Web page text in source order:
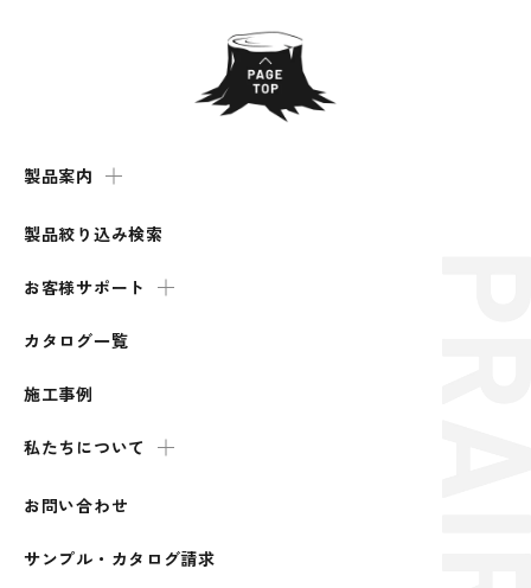
製品案内
製品絞り込み検索
お客様サポート
カタログ一覧
施工事例
私たちについて
お問い合わせ
サンプル・カタログ請求